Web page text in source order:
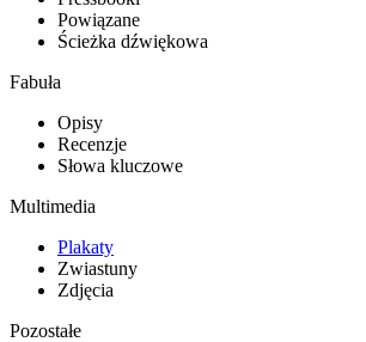
Powiązane
Ścieżka dźwiękowa
Fabuła
Opisy
Recenzje
Słowa kluczowe
Multimedia
Plakaty
Zwiastuny
Zdjęcia
Pozostałe